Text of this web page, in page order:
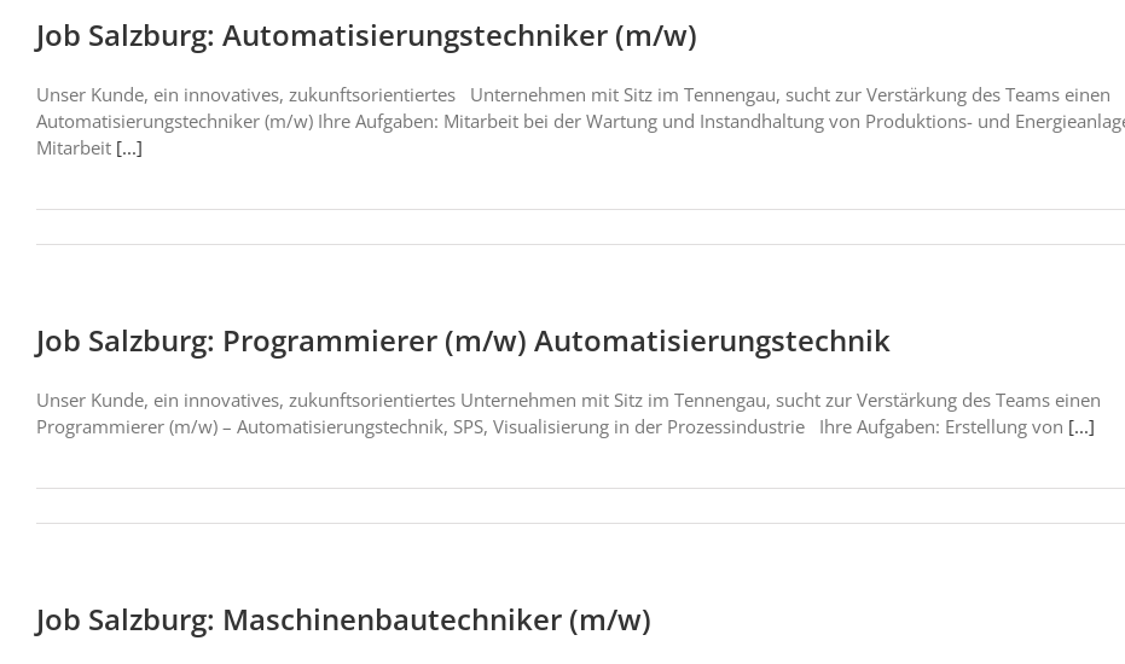
Job Salzburg: Automatisierungstechniker (m/w)
Unser Kunde, ein innovatives, zukunftsorientiertes Unternehmen mit Sitz im Tennengau, sucht zur Verstärkung des Teams einen
Automatisierungstechniker (m/w) Ihre Aufgaben: Mitarbeit bei der Wartung und Instandhaltung von Produktions- und
Mitarbeit [...]
Job Salzburg: Programmierer (m/w) Automatisierungstechnik
Unser Kunde, ein innovatives, zukunftsorientiertes Unternehmen mit Sitz im Tennengau, sucht zur Verstärkung des Teams einen
Programmierer (m/w) – Automatisierungstechnik, SPS, Visualisierung in der Prozessindustrie Ihre Aufgaben: Erstellung von [...]
Job Salzburg: Maschinenbautechniker (m/w)